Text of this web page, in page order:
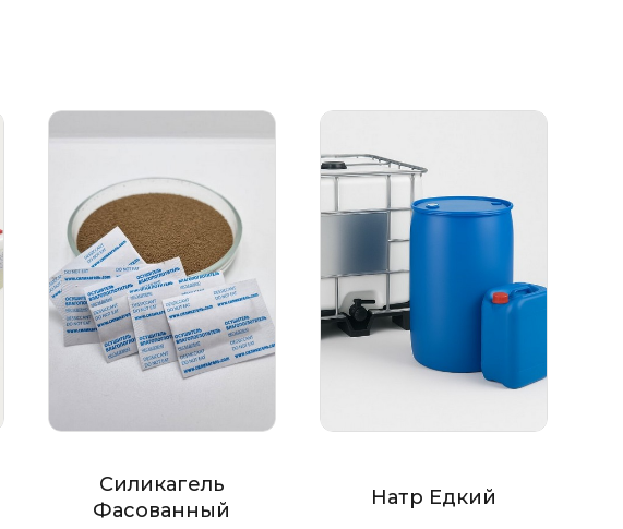
Силикагель
Фасованный
Натр Едкий